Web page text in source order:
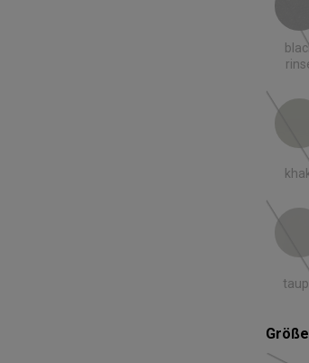
black
Größe